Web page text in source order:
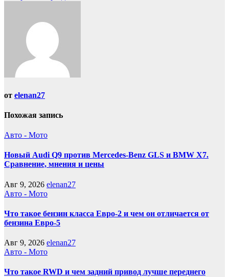
от elenan27
Похожая запись
Авто - Мото
Новый Audi Q9 против Mercedes-Benz GLS и BMW X7.
Сравнение, мнения и цены
Авг 9, 2026 elenan27
Авто - Мото
Что такое бензин класса Евро-2 и чем он отличается от
бензина Евро-5
Авг 9, 2026 elenan27
Авто - Мото
Что такое RWD и чем задний привод лучше переднего